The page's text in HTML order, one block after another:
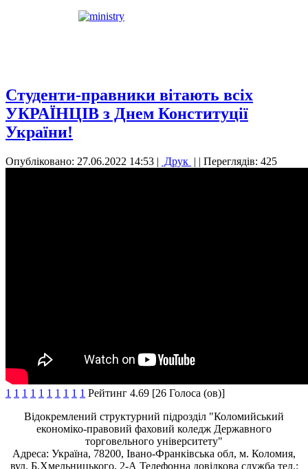
Студенти-правники вітають всіх
УКРАЇНЦІВ з Днем Конституції
України!
Опубліковано: 27.06.2022 14:53 | Друк | | Переглядів: 425
1 1 1 1 1 1 1 1 1 1 Рейтинг 4.69 [26 Голоса (ов)]
Відокремлений структурний підрозділ "Коломийський
економіко-правовий фаховий коледж Державного
торговельного університету"
Адреса: Україна, 78200, Івано-Франківська обл, м. Коломия,
вул. Б.Хмельницького, 2-А Телефонна довідкова служба тел.: